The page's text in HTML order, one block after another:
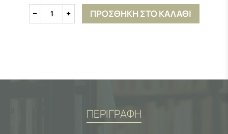
1 ΠΡΟΣΘΗΚΗ ΣΤΟ ΚΑΛΑΘΙ
ΠΕΡΙΓΡΑΦΗ